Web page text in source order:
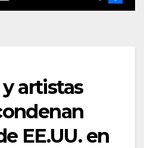
artistas
EE.UU. en